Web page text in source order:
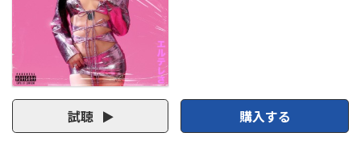
試聴 購入する